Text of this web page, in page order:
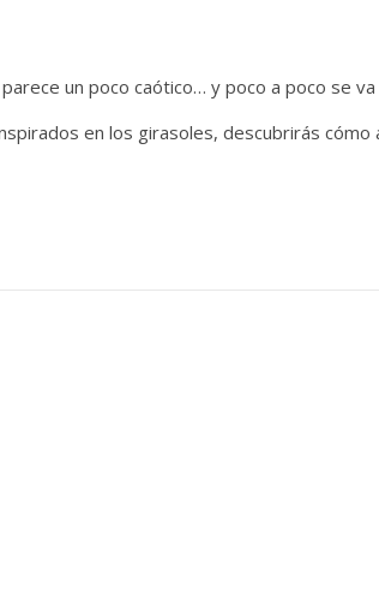
un poco caótico… y poco a poco se va
en los girasoles, descubrirás